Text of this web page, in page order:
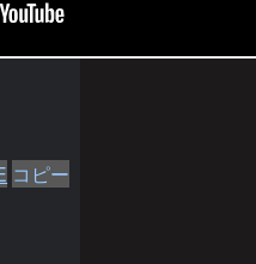
コピー